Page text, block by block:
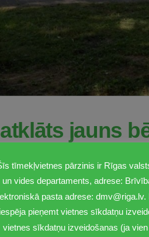
jauns
vecais bērnu rotaļu laukums un
domes Mājokļu un vides
tīmekļvietnes pārzinis ir Rīgas
un vides departaments, adrese:
pasta adrese:
iespēja pieņemt vietnes sīkdatņu
vietnes sīkdatņu izveidošanas (ja